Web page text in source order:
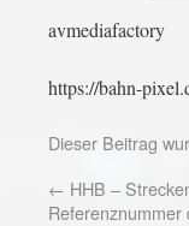
avmediafactory
https://bahn-
Dieser Beitrag
← HHB –